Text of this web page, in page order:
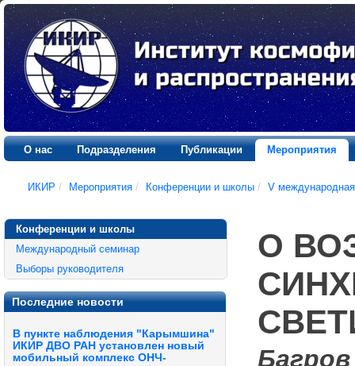
О нас Подразделения Публикации Мероприятия
ИКИР / Мероприятия / Конференции и школы / V
Конференции и школы
Международный семинар
Выборы руководителя
Последние новости
В пункте наблюдения "Карымшина"
ИКИР ДВО РАН установлен новый
мобильный комплекс ОНЧ-
О